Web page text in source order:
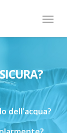
Menu
dell'acqua?